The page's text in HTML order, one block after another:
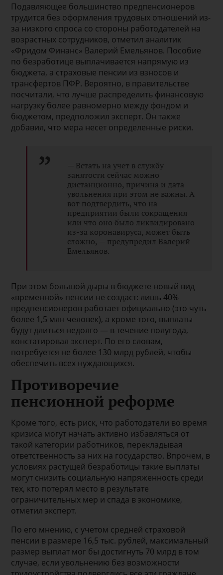
Подавляющее большинство предпенсионеров
трудится без оформления трудовых отношений из-
за низкого спроса со стороны работодателей на
возрастных сотрудников, отметил аналитик
«Фридом Финанс» Валерий Емельянов. Пособие
по безработице выплачивается напрямую из
бюджета, а страховые пенсии из взносов и
трансфертов ПФР. Вероятно, в правительстве
посчитали, что лучше распределить финансовую
нагрузку более равномерно между фондом и
бюджетом, предположил эксперт. Он также
добавил, что мера несет определенные риски.
— Встать на учет в службу
занятости сейчас можно
дистанционно, причина и дата
увольнения при этом не важны. А
вот подтвердить, что на
предприятии были сокращения
или что оно было ликвидировано
из-за коронавируса, может быть
сложно, — предупредил Валерий
Емельянов.
При этом большой дыры в бюджете новый вид
«временной» пенсии не создаст: лишь 40%
предпенсионеров работает официально (это чуть
более 1,5 млн человек), а кроме того, выплаты
будут длиться недолго — в течение полугода,
констатировал эксперт. По его словам,
потребуется не более 130 млрд рублей, чтобы
обеспечить всех нуждающихся.
Противоречие
пенсионной реформе
Кроме того, есть риск, что работодатели во время
кризиса могут начать активно избавляться от
такой категории работников, перекладывая
ответственность за них на государство. Впрочем, в
условиях растущей безработицы такие выплаты
могут снизить социальную напряженность среди
тех, кто потерял место в результате
ограничительных мер и спада в экономике,
отметил эксперт.
По его мнению, с учетом средней страховой
пенсии в размере 16,5 тыс. рублей, максимальный
размер выплат мог бы достигнуть 70 млрд в том
случае, если увольнению без возможности